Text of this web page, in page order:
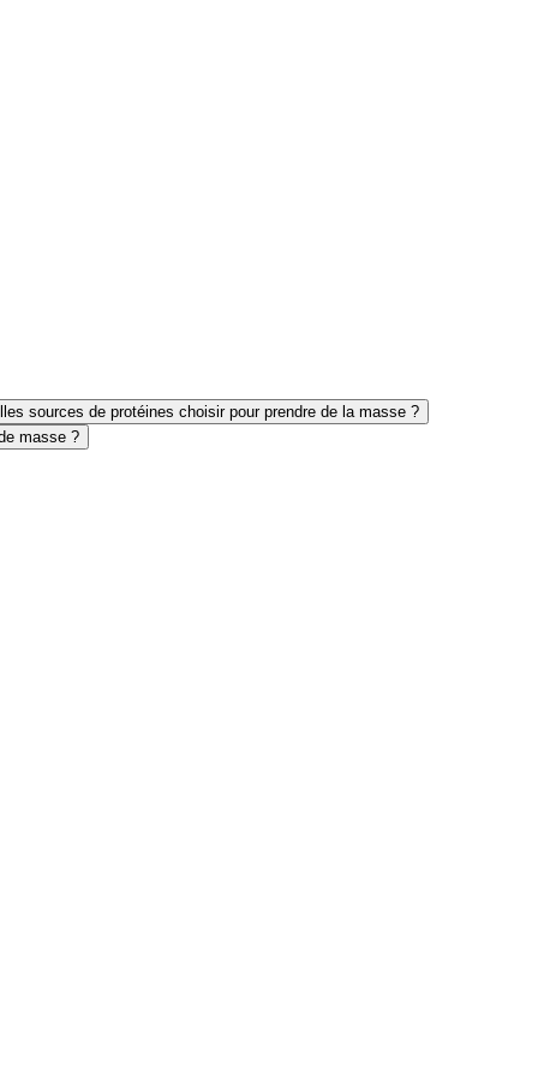
sources de protéines choisir pour prendre de la masse ?
masse ?